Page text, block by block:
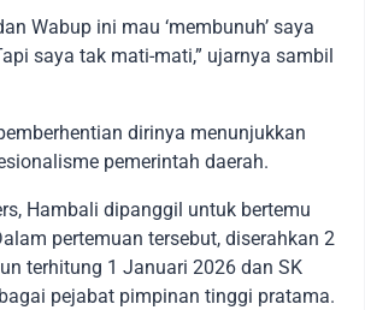
Wabup ini mau ‘membunuh’ saya
saya tak mati-mati,” ujarnya sambil
dirinya menunjukkan
pemerintah daerah.
Hambali dipanggil untuk bertemu
pertemuan tersebut, diserahkan 2
terhitung 1 Januari 2026 dan SK
pejabat pimpinan tinggi pratama.